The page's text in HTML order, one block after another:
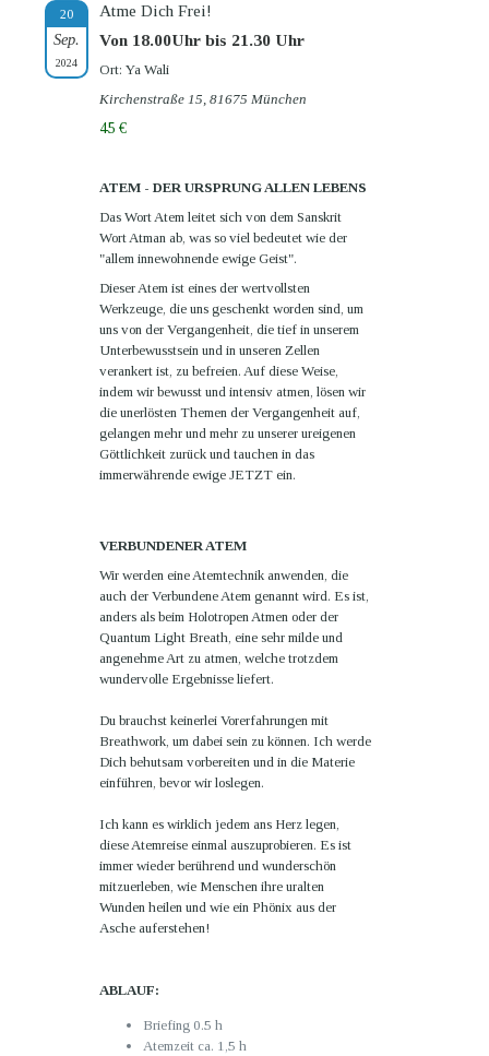
20
Sep.
2024
Atme Dich Frei!
Von 18.00Uhr bis 21.30 Uhr
Ort: Ya Wali
Kirchenstraße 15, 81675 München
45 €
ATEM - DER URSPRUNG ALLEN LEBENS
Das Wort Atem leitet sich von dem Sanskrit
Wort Atman ab, was so viel bedeutet wie der
"allem innewohnende ewige Geist".
Dieser Atem ist eines der wertvollsten
Werkzeuge, die uns geschenkt worden sind, um
uns von der Vergangenheit, die tief in unserem
Unterbewusstsein und in unseren Zellen
verankert ist, zu befreien. Auf diese Weise,
indem wir bewusst und intensiv atmen, lösen wir
die unerlösten Themen der Vergangenheit auf,
gelangen mehr und mehr zu unserer ureigenen
Göttlichkeit zurück und tauchen in das
immerwährende ewige JETZT ein.
VERBUNDENER ATEM
Wir werden eine Atemtechnik anwenden, die
auch der Verbundene Atem genannt wird. Es ist,
anders als beim Holotropen Atmen oder der
Quantum Light Breath, eine sehr milde und
angenehme Art zu atmen, welche trotzdem
wundervolle Ergebnisse liefert.
Du brauchst keinerlei Vorerfahrungen mit
Breathwork, um dabei sein zu können. Ich werde
Dich behutsam vorbereiten und in die Materie
einführen, bevor wir loslegen.
Ich kann es wirklich jedem ans Herz legen,
diese Atemreise einmal auszuprobieren. Es ist
immer wieder berührend und wunderschön
mitzuerleben, wie Menschen ihre uralten
Wunden heilen und wie ein Phönix aus der
Asche auferstehen!
ABLAUF:
Briefing 0.5 h
Atemzeit ca. 1,5 h